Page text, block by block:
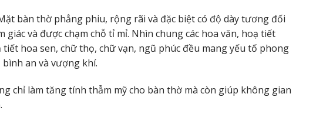
bàn thờ phẳng phiu, rộng rãi và đặc biệt có độ dày tương đối
và được chạm chỗ tỉ mỉ. Nhìn chung các hoa văn, hoạ tiết
hoa sen, chữ thọ, chữ vạn, ngũ phúc đều mang yếu tố phong
an và vượng khí.
chỉ làm tăng tính thẫm mỹ cho bàn thờ mà còn giúp không gian